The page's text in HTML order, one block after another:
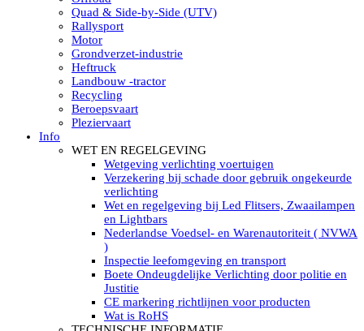
Led werklamp ovaal
Led werklamp kleur wit
Combinatie LED werklampen
Led achteruitrijverlichting
Led onderbouw achteruitrijlamp
Led werklamp industrieel
Led veiligheidsverlichting
Led werklamp tractor
Led werklamp ADR
Led werklamp drukwaterdicht IP69K
Led werklampen assortiment Tralert
Led breedstralers Lazer
Led werklampen in Subcategorieën
LED WERKVERLICHTING
LED’s work werklamp met accu
LED’s work werklamp portable 220V
LED’s work werklamp Hybride
Led lichtslang 220 Volt
LED’s work werklamp met statief 220V
LED’s light PRO schijnwerpers 220V
LED High Bay verlichting 220V
Subcategorieën Led werkverlichting
LED SIGNALISATIE
Led Flitsers
Quad & Side-by-Side (UTV)
Rallysport
Motor
Grondverzet-industrie
Heftruck
Landbouw -tractor
Recycling
Beroepsvaart
Pleziervaart
Info
WET EN REGELGEVING
Wetgeving verlichting voertuigen
Verzekering bij schade door gebruik ongekeurde
verlichting
Wet en regelgeving bij Led Flitsers, Zwaailampen
en Lightbars
Nederlandse Voedsel- en Warenautoriteit ( NVWA
)
Inspectie leefomgeving en transport
Boete Ondeugdelijke Verlichting door politie en
Justitie
CE markering richtlijnen voor producten
Wat is RoHS